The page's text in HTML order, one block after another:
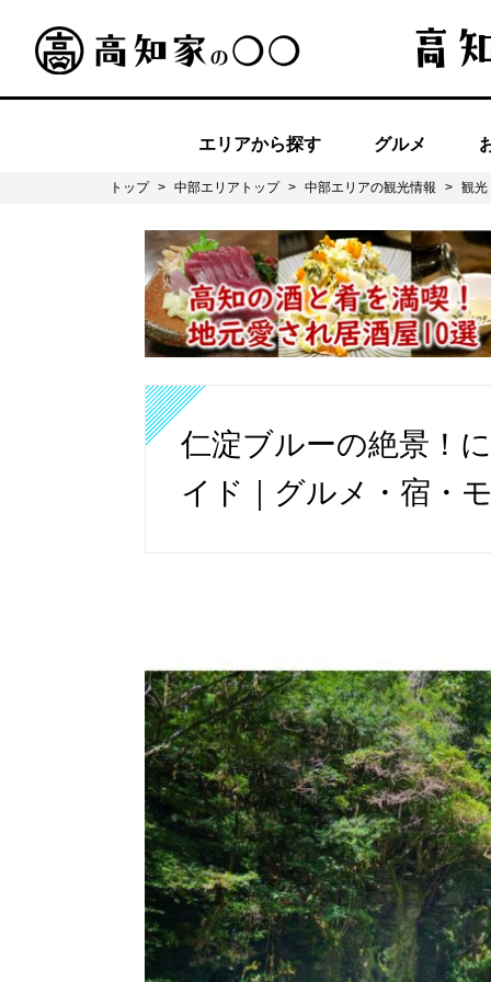
エリアから探す グルメ
トップ > 中部エリアトップ > 中部エリアの観光情報 > 観光
仁淀ブルーの絶景！
イド｜グルメ・宿・